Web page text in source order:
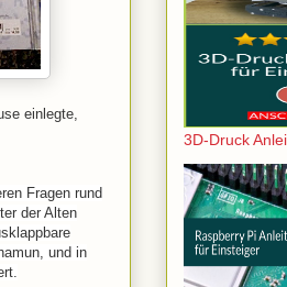
einlegte,
Fragen rund
der Alten
und in
3D-Druck